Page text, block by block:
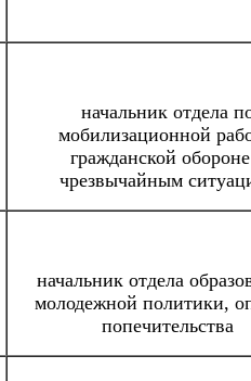
начальник отдела
мобилизационной
гражданской
чрезвычайным
начальник отдела
молодежной политики,
попечительства